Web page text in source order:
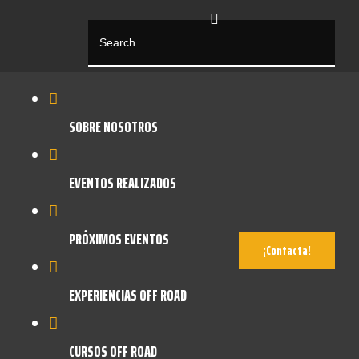
SOBRE NOSOTROS
EVENTOS REALIZADOS
PRÓXIMOS EVENTOS
EXPERIENCIAS OFF ROAD
CURSOS OFF ROAD
¡Contacta!